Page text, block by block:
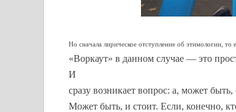
Но сначала лирическое отступление об этимологии, то
«Воркаут» в данном случае — это
И
сразу возникает вопрос: а, может
Может быть, и стоит. Если, конечно,